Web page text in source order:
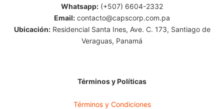
Whatsapp: (+507) 6604-2332
Email: contacto@capscorp.com.pa
Ubicación:Residencial Santa Ines, Ave. C. 173, Santiago de
Veraguas, Panamá
Términos y Políticas
Términos y Condiciones